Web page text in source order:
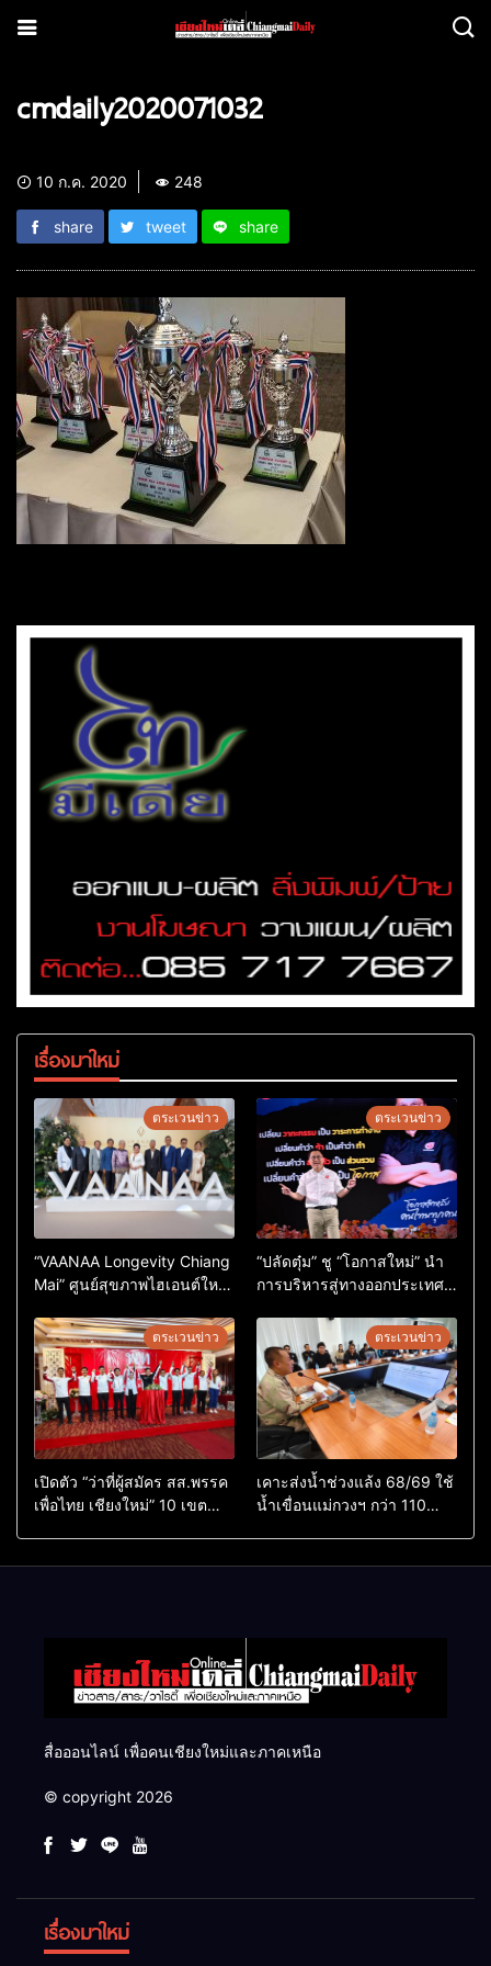
cmdaily2020071032
10 ก.ค. 2020 248
share tweet share
เรื่องมาใหม่
ตระเวนข่าว
“VAANAA Longevity Chiang
Mai” ศูนย์สุขภาพไฮเอนต์ใหญ่
ตระเวนข่าว
“ปลัดตุ๋ม” ชู “โอกาสใหม่” นำ
การบริหารสู่ทางออกประเทศ
ตระเวนข่าว
เปิดตัว “ว่าที่ผู้สมัคร สส.พรรค
เพื่อไทย เชียงใหม่” 10 เขต
ตระเวนข่าว
เคาะส่งน้ำช่วงแล้ง 68/69 ใช้
น้ำเขื่อนแม่กวงฯ กว่า 110
สื่อออนไลน์ เพื่อคนเชียงใหม่และภาคเหนือ
© copyright 2026
เรื่องมาใหม่